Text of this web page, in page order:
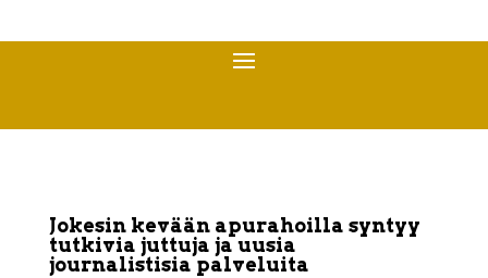
Jokesin kevään apurahoilla syntyy
tutkivia juttuja ja uusia
journalistisia palveluita